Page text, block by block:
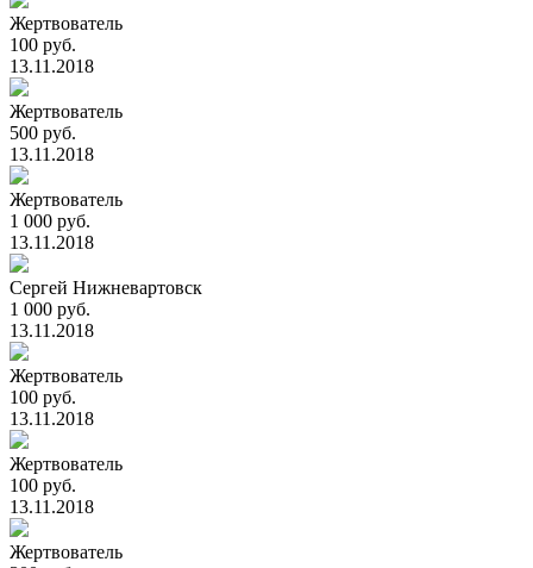
Жертвователь
100 руб.
13.11.2018
Жертвователь
500 руб.
13.11.2018
Жертвователь
1 000 руб.
13.11.2018
Сергей Нижневартовск
1 000 руб.
13.11.2018
Жертвователь
100 руб.
13.11.2018
Жертвователь
100 руб.
13.11.2018
Жертвователь